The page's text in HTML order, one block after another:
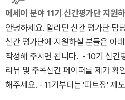
처럼.(40쪽)어떻게 보면,호시노 미
우게 되는데,그건 바꾸어 말하면'보
로운 책이 나왔다는 이야기를 듣고
가 되었다고 여긴다. 몇 해 앞서 장만
에 한 차례 몇 쪽씩 읽다가 마지막 쪽
래스카에서 죽었다》를 장만하겠지.
는 아쉽다고 여겨 한 해 두 해 찬찬
호시노 미치오 님 또다른 책이 한국
국말로 옮기지 않은 다른 책이 나올
에세이 분야 11기 신간평가단 지원하
안녕하세요. 알라딘 신간 평가단 담
신간 평가단에 지원하실 분들은 아
작성해 주시면 됩니다. - 10기 신간
리뷰 및 주목신간 페이퍼를 제가 확
해주세요. - 11기부터는 '파트장' 제